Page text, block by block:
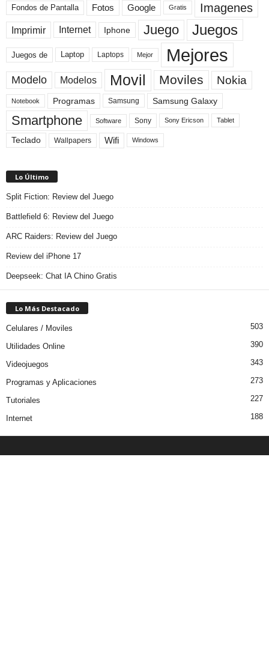
Fondos de Pantalla Fotos Google Gratis Imagenes
Imprimir Internet Iphone Juego Juegos
Juegos de Laptop Laptops Mejor Mejores
Modelo Modelos Movil Moviles Nokia
Notebook Programas Samsung Samsung Galaxy
Smartphone Software Sony Sony Ericson Tablet
Teclado Wallpapers Wifi Windows
Lo Último
Split Fiction: Review del Juego
Battlefield 6: Review del Juego
ARC Raiders: Review del Juego
Review del iPhone 17
Deepseek: Chat IA Chino Gratis
Lo Más Destacado
Celulares / Moviles 503
Utilidades Online 390
Videojuegos 343
Programas y Aplicaciones 273
Tutoriales 227
Internet 188